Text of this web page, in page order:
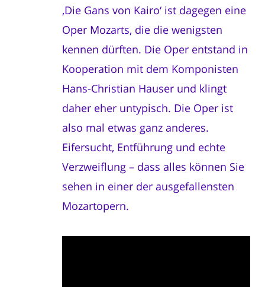
‚Die Gans von Kairo‘ ist dagegen eine
Oper Mozarts, die die wenigsten
kennen dürften. Die Oper entstand in
Kooperation mit dem Komponisten
Hans-Christian Hauser und klingt
daher eher untypisch. Die Oper ist
also mal etwas ganz anderes.
Eifersucht, Entführung und echte
Verzweiflung – dass alles können Sie
sehen in einer der ausgefallensten
Mozartopern.